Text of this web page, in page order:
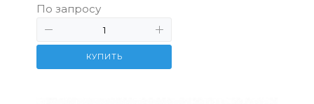
По запросу
КУПИТЬ